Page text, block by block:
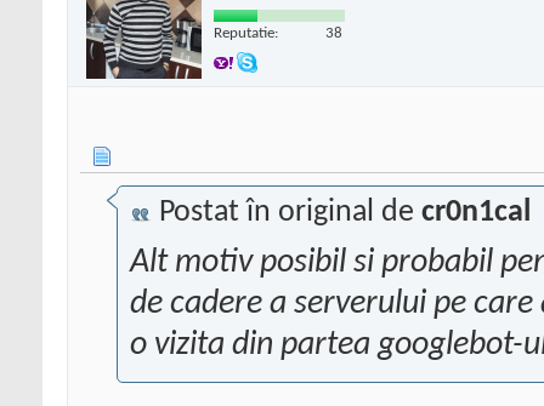
Reputatie: 38
Postat în original de cr0n1cal
Alt motiv posibil si probabil
de cadere a serverului pe
o vizita din partea googlebot-